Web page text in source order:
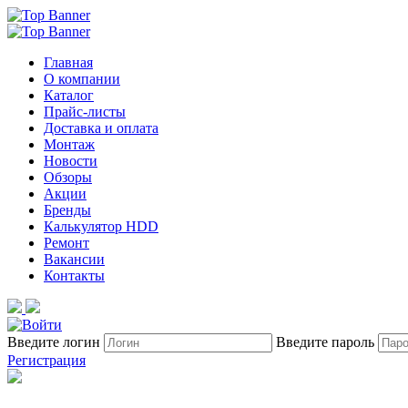
Главная
О компании
Каталог
Прайс-листы
Доставка и оплата
Монтаж
Новости
Обзоры
Акции
Бренды
Калькулятор HDD
Ремонт
Вакансии
Контакты
Введите логин Введите пароль
Регистрация